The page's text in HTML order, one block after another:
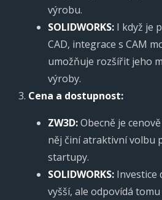
výrobu.
SOLIDWORKS: I když je
CAD, integrace s CAM
umožňuje rozšířit jeho
výroby.
Cena a dostupnost:
ZW3D:Obecně je
něj činí atraktivní volbu
startupy.
SOLIDWORKS: Investice
vyšší, ale odpovídá